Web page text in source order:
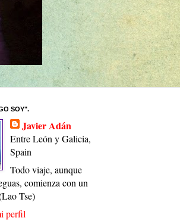
SOY".
Javier Adán
Entre León y Galicia,
Spain
Todo viaje, aunque
comienza con un
Tse)
perfil